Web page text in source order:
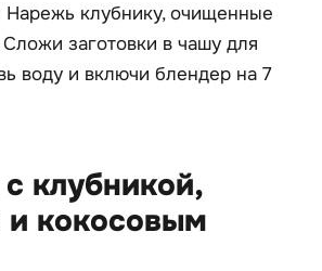
Нарежь клубнику, очищенные
заготовки в чашу для
воду и включи блендер на 7
клубникой,
и кокосовым